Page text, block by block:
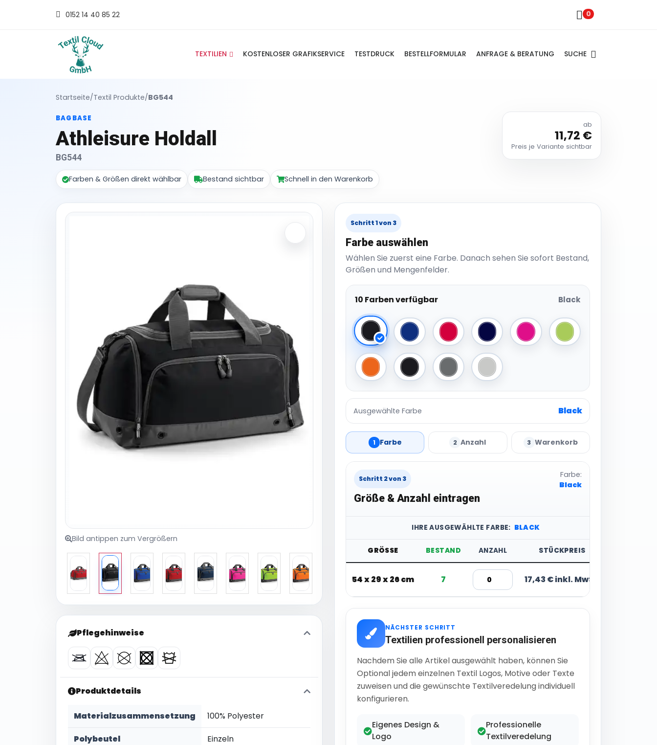
0152 14 40 85 22 0
TEXTILIEN KOSTENLOSER GRAFIKSERVICE TESTDRUCK BESTELLFORMULAR ANFRAGE & BERATUNG SUCHE
Startseite/Textil Produkte/BG544
BAGBASE
Athleisure Holdall
BG544
Farben & Größen direkt wählbar Bestand sichtbar Schnell in den Warenkorb
ab
11,72 €
Preis je Variante sichtbar
Bild antippen zum Vergrößern
Pflegehinweise
Produktdetails
Materialzusammensetzung 100% Polyester
Polybeutel Einzeln
Schritt 1 von 3
Farbe auswählen
Wählen Sie zuerst eine Farbe. Danach sehen Sie sofort Bestand,
Größen und Mengenfelder.
10 Farben verfügbar Black
Black Bright RoyalClassic Red French NavyFuchsia Lime Green
Orange Black/Black Grey Marl Ice Grey
Ausgewählte Farbe Black
1 Farbe 2 Anzahl 3 Warenkorb
Schritt 2 von 3
Größe & Anzahl eintragen
Farbe:
Black
IHRE AUSGEWÄHLTE FARBE: BLACK
GRÖSSE BESTAND ANZAHL STÜCKPREIS
54 x 29 x 26 cm 7 17,43 € inkl. MwSt.
NÄCHSTER SCHRITT
Textilien professionell personalisieren
Nachdem Sie alle Artikel ausgewählt haben, können Sie
Optional jedem einzelnen Textil Logos, Motive oder Texte
zuweisen und die gewünschte Textilveredelung individuell
konfigurieren.
Eigenes Design &
Logo
Professionelle
Textilveredelung